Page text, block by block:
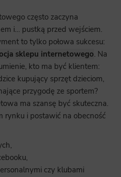
często zaczyna
i… pustką przed wejściem.
to tylko połowa sukcesu:
sklepu internetowego. Na
kto ma być klientem:
kupujący sprzęt dzieciom,
przygodę ze sportem?
ma szansę być skuteczna.
rynku i postawić na obecność
czy klubami